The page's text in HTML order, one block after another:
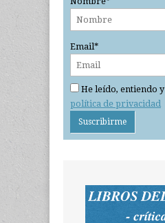
Email*
He leído, entiendo
política de privacidad